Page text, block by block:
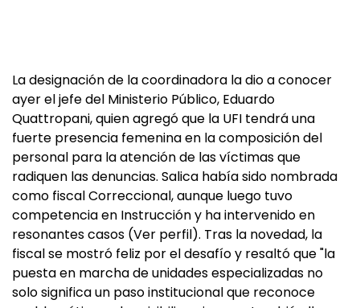
La designación de la coordinadora la dio a conocer
ayer el jefe del Ministerio Público, Eduardo
Quattropani, quien agregó que la UFI tendrá una
fuerte presencia femenina en la composición del
personal para la atención de las víctimas que
radiquen las denuncias. Salica había sido nombrada
como fiscal Correccional, aunque luego tuvo
competencia en Instrucción y ha intervenido en
resonantes casos (Ver perfil). Tras la novedad, la
fiscal se mostró feliz por el desafío y resaltó que "la
puesta en marcha de unidades especializadas no
solo significa un paso institucional que reconoce